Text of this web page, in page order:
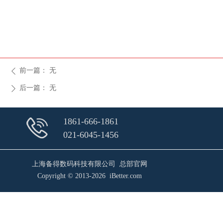
ꄴ 前一篇： 无
ꄲ 后一篇： 无
上海备得数码科技有限公司 总部官网
Copyright © 2013-2026 iBetter.com
1861-666-1861
021-6045-1456